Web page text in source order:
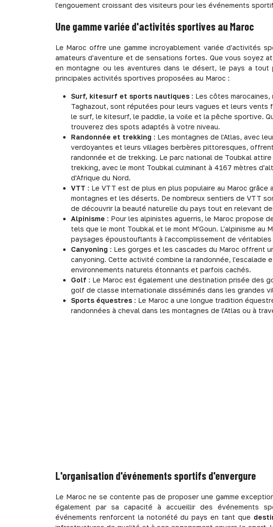
l'engouement croissant des visiteurs pour les événements
Une gamme variée d'activités sportives au Maroc
Le Maroc offre une gamme incroyablement variée d'activités
amateurs d'aventure et de sensations fortes. Que vous soyez
en montagne ou les aventures dans le désert, le pays a tout
principales activités sportives proposées au Maroc :
Surf, kitesurf et sports nautiques : Les côtes
Taghazout, sont réputées pour leurs vagues et leurs vents
le surf, le kitesurf, le paddle, la voile et la pêche sportive.
trouverez des spots adaptés à votre niveau.
Randonnée et trekking : Les montagnes de l'Atlas, avec
verdoyantes et leurs villages berbères pittoresques,
randonnée et de trekking. Le parc national de Toubkal
trekking, avec le mont Toubkal culminant à 4167 mètres
d'Afrique du Nord.
VTT : Le VTT est de plus en plus populaire au Maroc
montagnes et les déserts. De nombreux sentiers de VTT
de découvrir la beauté naturelle du pays tout en relevant
Alpinisme : Pour les alpinistes aguerris, le Maroc propose
tels que le mont Toubkal et le mont M'Goun. L'alpinisme au
paysages époustouflants à l'accomplissement de
Canyoning : Les gorges et les cascades du Maroc offrent
canyoning. Cette activité combine la randonnée, l'escalade
environnements naturels étonnants et parfois cachés.
Golf : Le Maroc est également une destination prisée des
golf de classe internationale disséminés dans les grandes
Sports équestres : Le Maroc a une longue tradition
randonnées à cheval dans les montagnes de l'Atlas ou à
L'organisation d'événements sportifs d'envergure
Le Maroc ne se contente pas de proposer une gamme
également par sa capacité à accueillir des événements
événements renforcent la notoriété du pays en tant que